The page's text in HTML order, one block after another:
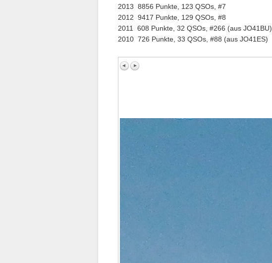
2013 8856 Punkte, 123 QSOs, #7
2012 9417 Punkte, 129 QSOs, #8
2011 608 Punkte, 32 QSOs, #266 (aus JO41BU)
2010 726 Punkte, 33 QSOs, #88 (aus JO41ES)